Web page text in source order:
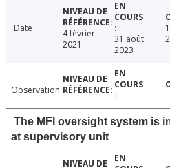
Date
4 février
2021
31 août
2023
Observation
The MFI oversight system is
at supervisory unit